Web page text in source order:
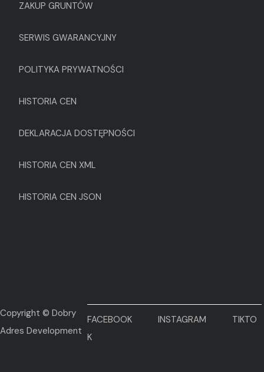
ZAKUP GRUNTÓW
SERWIS GWARANCYJNY
POLITYKA PRYWATNOŚCI
HISTORIA CEN
DEKLARACJA DOSTĘPNOŚCI
HISTORIA CEN XML
HISTORIA CEN JSON
Copyright © Dobry
Adres Development
FACEBOOK INSTAGRAM
TIKTO
K